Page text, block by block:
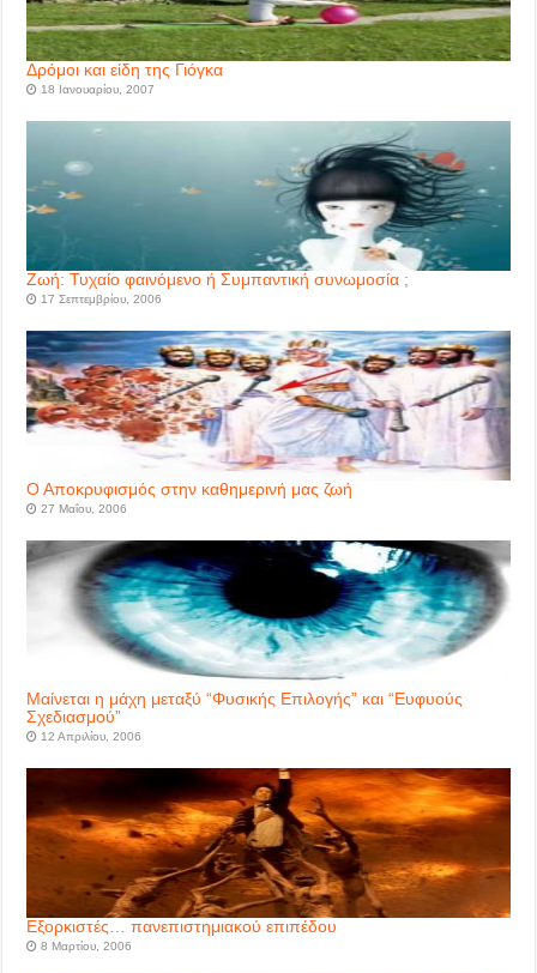
Δρόμοι και είδη της Γιόγκα
18 Ιανουαρίου, 2007
Ζωή: Τυχαίο φαινόμενο ή Συμπαντική συνωμοσία ;
17 Σεπτεμβρίου, 2006
Ο Αποκρυφισμός στην καθημερινή μας ζωή
27 Μαΐου, 2006
Μαίνεται η μάχη μεταξύ “Φυσικής Επιλογής” και “Ευφυούς
Σχεδιασμού”
12 Απριλίου, 2006
Εξορκιστές… πανεπιστημιακού επιπέδου
8 Μαρτίου, 2006